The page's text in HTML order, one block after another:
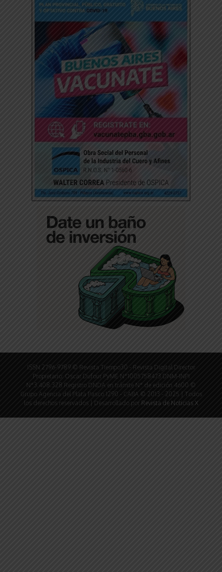
ISSN 2796-9789 © Revista Tiempo30 - Revista Digital Director
Propietario: Oscar Dufour PyME N°1005758473 DNM-INPI
N°3.408.328 Registro DNDA en trámite N° de edición 4600 ©
Grupo Agencia del Plata Pasco 1290 - CABA © 2013 - 2025 | Todos
los derechos reservados | Desarrollado por Revista de Noticias X